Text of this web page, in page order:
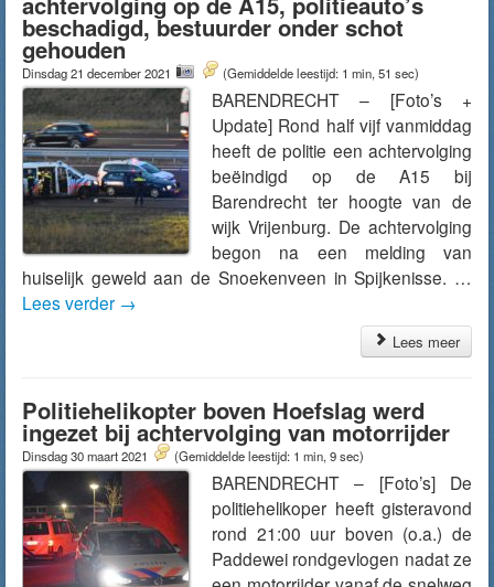
beschadigd, bestuurder onder schot
gehouden
Dinsdag 21 december 2021 (Gemiddelde leestijd: 1 min, 51 sec)
BARENDRECHT – [Foto’s +
Update] Rond half vijf vanmiddag
heeft de politie een achtervolging
beëindigd op de A15 bij
Barendrecht ter hoogte van de
wijk Vrijenburg. De achtervolging
begon na een melding van
huiselijk geweld aan de Snoekenveen in Spijkenisse. …
Lees verder →
Lees meer
Politiehelikopter boven Hoefslag werd
ingezet bij achtervolging van motorrijder
Dinsdag 30 maart 2021 (Gemiddelde leestijd: 1 min, 9 sec)
BARENDRECHT – [Foto’s] De
politiehelikoper heeft gisteravond
rond 21:00 uur boven (o.a.) de
Paddewei rondgevlogen nadat ze